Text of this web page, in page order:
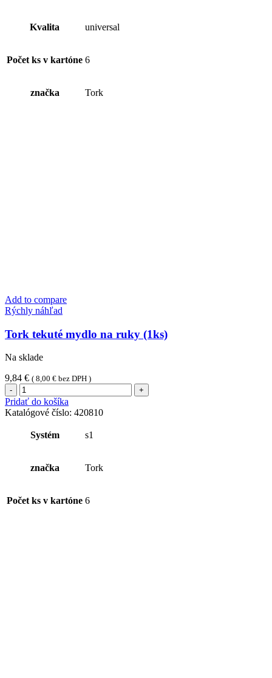
Kvalita universal
Počet ks v kartóne 6
značka Tork
Add to compare
Rýchly náhľad
Tork tekuté mydlo na ruky (1ks)
Na sklade
9,84 € ( 8,00 € bez DPH )
množstvo
Tork
tekuté
mydlo
ruky
Pridať do košíka
Katalógové číslo: 420810
Systém s1
značka Tork
Počet ks v kartóne 6